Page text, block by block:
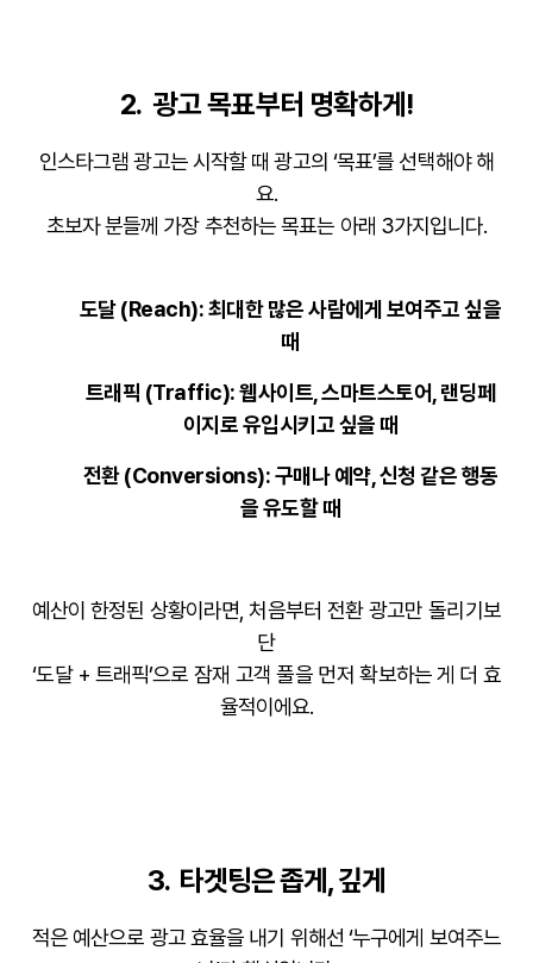
2. 광고 목표부터 명확하게!
인스타그램 광고는 시작할 때 광고의 ‘목표’를 선택해야 해
요.
초보자 분들께 가장 추천하는 목표는 아래 3가지입니다.
도달 (Reach): 최대한 많은 사람에게 보여주고 싶을
때
트래픽 (Traffic): 웹사이트, 스마트스토어, 랜딩페
이지로 유입시키고 싶을 때
전환 (Conversions): 구매나 예약, 신청 같은 행동
을 유도할 때
예산이 한정된 상황이라면,처음부터 전환 광고만 돌리기보
단
‘도달 + 트래픽’으로 잠재 고객 풀을 먼저 확보하는 게 더 효
율적이에요.
3. 타겟팅은 좁게, 깊게
적은 예산으로 광고 효율을 내기 위해선 ‘누구에게 보여주느